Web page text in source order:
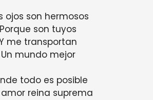
ojos son hermosos
Porque son tuyos
me transportan
Un mundo mejor
todo es posible
amor reina suprema